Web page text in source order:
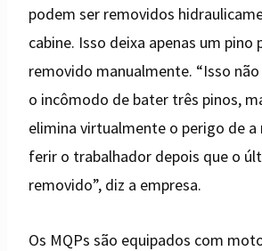
podem ser removidos
cabine. Isso deixa apenas um pino
removido manualmente. “Isso
o incômodo de bater três pinos,
elimina virtualmente o perigo de a
ferir o trabalhador depois que o
removido”, diz a empresa.
Os MQPs são equipados com